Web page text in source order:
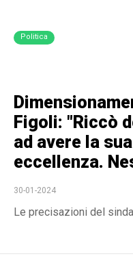
Politica
Figoli: "Riccò
ad avere la
eccellenza.
30-01-2024
Le precisazioni del